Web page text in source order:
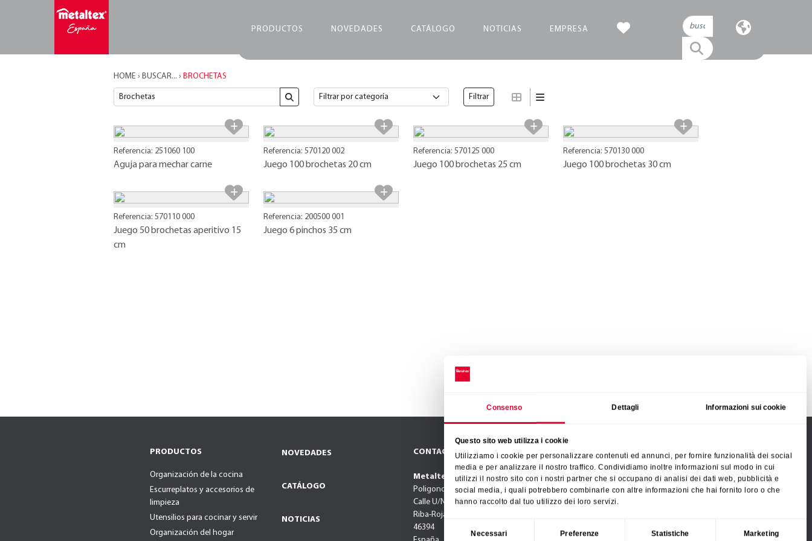
Consenso Dettagli Informazioni sui cookie
Questo sito web utilizza i cookie
Utilizziamo i cookie per personalizzare contenuti ed annunci, per fornire funzionalità dei social
media e per analizzare il nostro traffico. Condividiamo inoltre informazioni sul modo in cui
utilizzi il nostro sito con i nostri partner che si occupano di analisi dei dati web, pubblicità e
social media, i quali potrebbero combinarle con altre informazioni che hai fornito loro o che
hanno raccolto dal tuo utilizzo dei loro servizi.
Necessari Preferenze Statistiche Marketing
PRODUCTOS NOVEDADES CATÁLOGO NOTICIAS EMPRESA
HOME › BUSCAR... › BROCHETAS
Filtrar
Referencia: 251060 100
Aguja para mechar carne
Referencia: 570120 002
Juego 100 brochetas 20 cm
Referencia: 570125 000
Juego 100 brochetas 25 cm
Referencia: 570130 000
Juego 100 brochetas 30 cm
Referencia: 570110 000
Juego 50 brochetas aperitivo 15
cm
Referencia: 200500 001
Juego 6 pinchos 35 cm
PRODUCTOS
Organización de la cocina
Escurreplatos y accesorios de
limpieza
Utensilios para cocinar y servir
Organización del hogar
NOVEDADES
CATÁLOGO
NOTICIAS
CONTACTO
Metaltex Iberia SL
Poligono El Oliveral
Calle U/N° 2
Riba-Roja de Turia (Valencia),
46394
SÍGUENOS